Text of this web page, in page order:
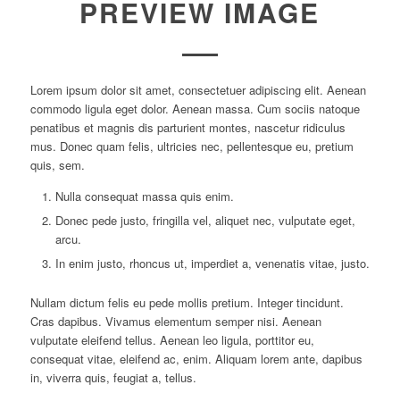
PREVIEW IMAGE
Lorem ipsum dolor sit amet, consectetuer adipiscing elit. Aenean
commodo ligula eget dolor. Aenean massa. Cum sociis natoque
penatibus et magnis dis parturient montes, nascetur ridiculus
mus. Donec quam felis, ultricies nec, pellentesque eu, pretium
quis, sem.
Nulla consequat massa quis enim.
Donec pede justo, fringilla vel, aliquet nec, vulputate eget,
arcu.
In enim justo, rhoncus ut, imperdiet a, venenatis vitae, justo.
Nullam dictum felis eu pede mollis pretium. Integer tincidunt.
Cras dapibus. Vivamus elementum semper nisi. Aenean
vulputate eleifend tellus. Aenean leo ligula, porttitor eu,
consequat vitae, eleifend ac, enim. Aliquam lorem ante, dapibus
in, viverra quis, feugiat a, tellus.